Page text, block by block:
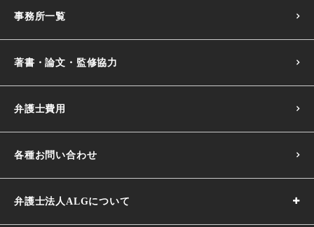
事務所一覧
著書・論文・監修協力
弁護士費用
各種お問い合わせ
弁護士法人ALGについて